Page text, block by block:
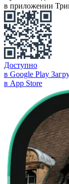
в приложении
Доступно
в Google Play
в App Store